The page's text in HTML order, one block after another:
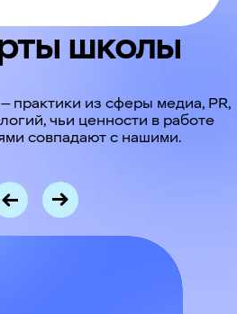
школы
практики из сферы медиа, PR,
чьи ценности в работе
совпадают с нашими.